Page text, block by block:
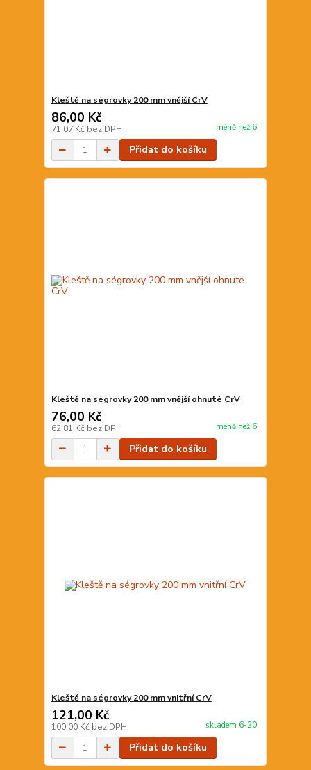
Kleště na ségrovky 200 mm vnější CrV
86,00 Kč
71,07 Kč bez DPH méně než 6
Přidat do košíku
Kleště na ségrovky 200 mm vnější ohnuté CrV
76,00 Kč
62,81 Kč bez DPH méně než 6
Přidat do košíku
Kleště na ségrovky 200 mm vnitřní CrV
121,00 Kč
100,00 Kč bez DPH skladem 6-20
Přidat do košíku